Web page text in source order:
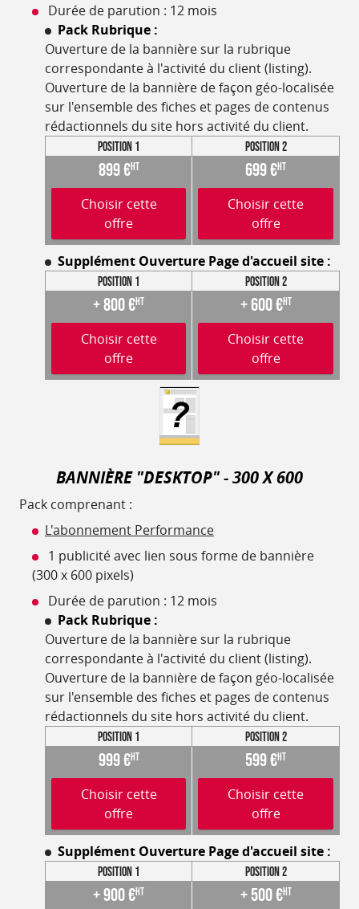
Durée de parution : 12 mois
Pack Rubrique :
Ouverture de la bannière sur la rubrique
correspondante à l'activité du client (listing).
Ouverture de la bannière de façon géo-localisée
sur l'ensemble des fiches et pages de contenus
rédactionnels du site hors activité du client.
Position 1 Position 2
899 €HT 699 €HT
Choisir cette
offre
Choisir cette
offre
Supplément Ouverture Page d'accueil site :
Position 1 Position 2
+ 800 €HT + 600 €HT
Choisir cette
offre
Choisir cette
offre
BANNIÈRE "DESKTOP" - 300 X 600
Pack comprenant :
L'abonnement Performance
1 publicité avec lien sous forme de bannière
(300 x 600 pixels)
Durée de parution : 12 mois
Pack Rubrique :
Ouverture de la bannière sur la rubrique
correspondante à l'activité du client (listing).
Ouverture de la bannière de façon géo-localisée
sur l'ensemble des fiches et pages de contenus
rédactionnels du site hors activité du client.
Position 1 Position 2
999 €HT 599 €HT
Choisir cette
offre
Choisir cette
offre
Supplément Ouverture Page d'accueil site :
Position 1 Position 2
+ 900 €HT + 500 €HT